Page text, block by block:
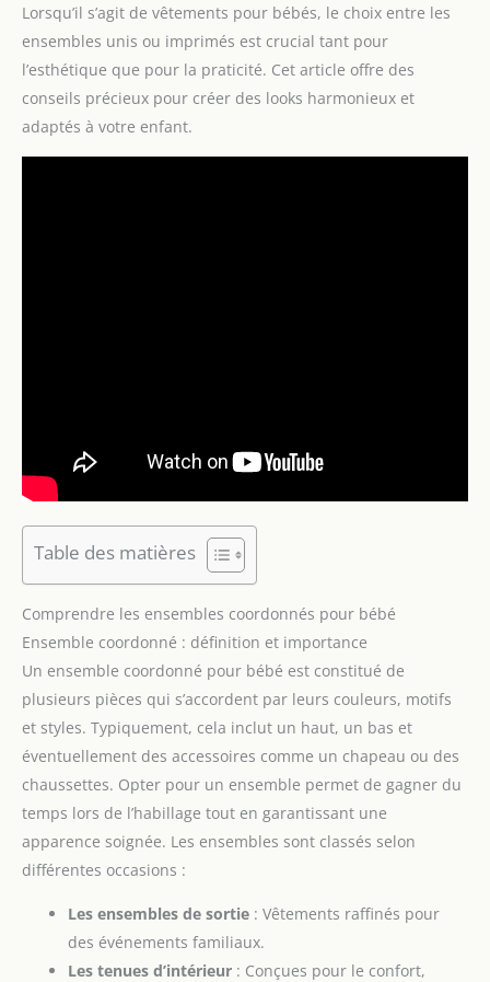
Lorsqu’il s’agit de vêtements pour bébés, le choix entre les
ensembles unis ou imprimés est crucial tant pour
l’esthétique que pour la praticité. Cet article offre des
conseils précieux pour créer des looks harmonieux et
adaptés à votre enfant.
Table des matières
Comprendre les ensembles coordonnés pour bébé
Ensemble coordonné : définition et importance
Un ensemble coordonné pour bébé est constitué de
plusieurs pièces qui s’accordent par leurs couleurs, motifs
et styles. Typiquement, cela inclut un haut, un bas et
éventuellement des accessoires comme un chapeau ou des
chaussettes. Opter pour un ensemble permet de gagner du
temps lors de l’habillage tout en garantissant une
apparence soignée. Les ensembles sont classés selon
différentes occasions :
Les ensembles de sortie : Vêtements raffinés pour
des événements familiaux.
Les tenues d’intérieur : Conçues pour le confort,